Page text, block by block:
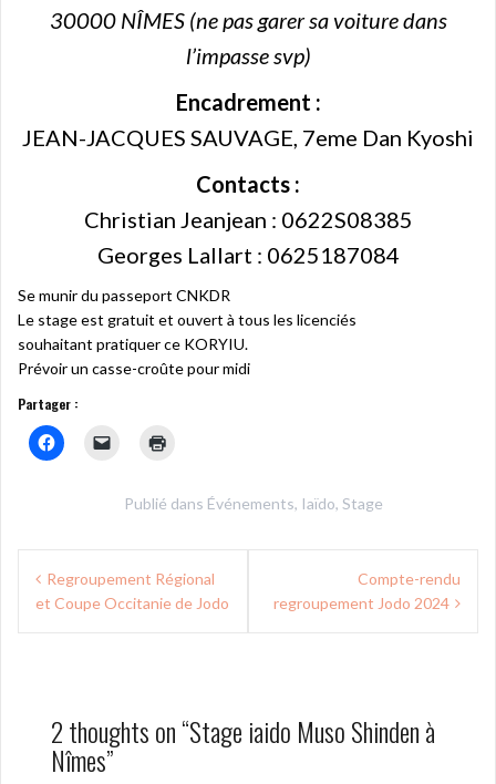
30000 NÎMES (ne pas garer sa voiture dans
l’impasse svp)
Encadrement :
JEAN-JACQUES SAUVAGE, 7eme Dan Kyoshi
Contacts :
Christian Jeanjean : 0622S08385
Georges Lallart : 0625187084
Se munir du passeport CNKDR
Le stage est gratuit et ouvert à tous les licenciés
souhaitant pratiquer ce KORYIU.
Prévoir un casse-croûte pour midi
Partager :
Publié dans Événements, Iaïdo, Stage
Navigation
de Regroupement Régional
et Coupe Occitanie de Jodo
Compte-rendu
regroupement Jodo 2024
2 thoughts on “Stage iaido Muso Shinden à
Nîmes”